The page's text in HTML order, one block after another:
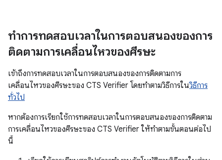
ทำการทดสอบเวลาในการตอบสนองของการ
ติดตามการเคลื่อนไหวของศีรษะ
เข้าถึงการทดสอบเวลาในการตอบสนองของการติดตามการ
เคลื่อนไหวของศีรษะของ CTS Verifier โดยทำตามวิธีการในวิธีการ
ทั่วไป
หากต้องการเรียกใช้การทดสอบเวลาในการตอบสนองของการติดตาม
การเคลื่อนไหวของศีรษะของ CTS Verifier ให้ทำตามขั้นตอนต่อไป
นี้